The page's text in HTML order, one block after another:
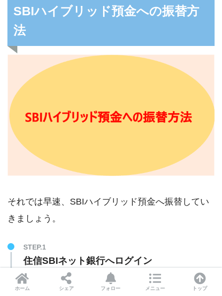
SBIハイブリッド預金への振替方
法
それでは早速、SBIハイブリッド預金へ振替してい
きましょう。
STEP.1
住信SBIネット銀行へログイン
まずは住信SBIネット銀行へログインして『振替』を
ホーム シェア フォロー メニュー トップ